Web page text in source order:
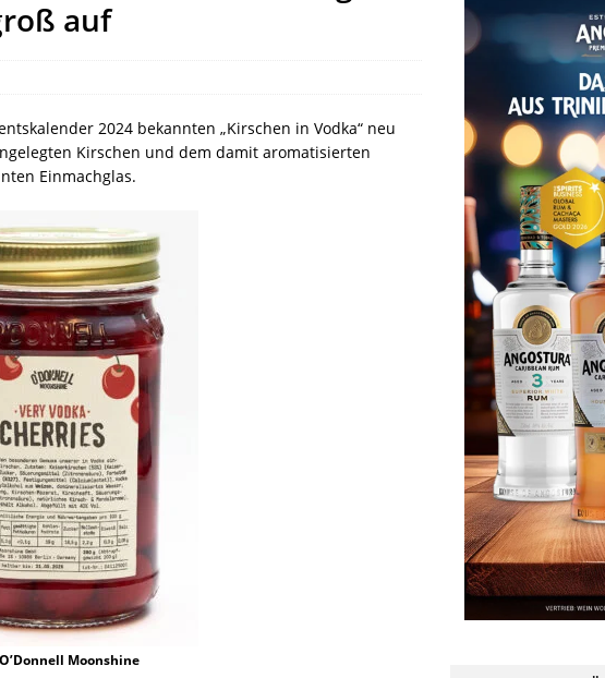
Kornbrennereien werben für Kurskorrektur
auf
2024 bekannten „Kirschen in Vodka“ neu
Kirschen und dem damit aromatisierten
Einmachglas.
Moonshine